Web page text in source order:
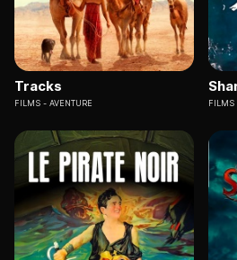
Tracks
FILMS AVENTURE FILMS